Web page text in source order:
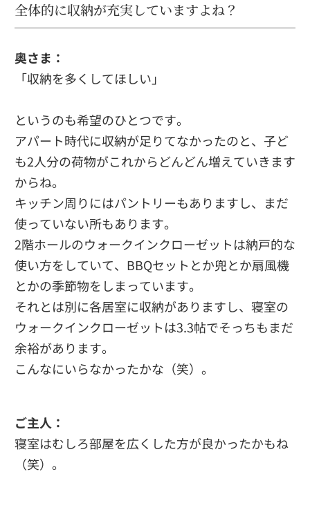
全体的に収納が充実していますよね？
奥さま：
「収納を多くしてほしい」
というのも希望のひとつです。
アパート時代に収納が足りてなかったのと、子ど
も2人分の荷物がこれからどんどん増えていきます
からね。
キッチン周りにはパントリーもありますし、まだ
使っていない所もあります。
2階ホールのウォークインクローゼットは納戸的な
使い方をしていて、BBQセットとか兜とか扇風機
とかの季節物をしまっています。
それとは別に各居室に収納がありますし、寝室の
ウォークインクローゼットは3.3帖でそっちもまだ
余裕があります。
こんなにいらなかったかな（笑）。
ご主人：
寝室はむしろ部屋を広くした方が良かったかもね
（笑）。